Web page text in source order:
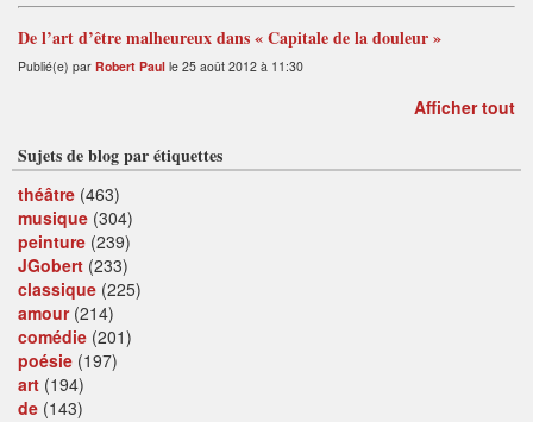
De l’art d’être malheureux dans « Capitale de la douleur »
Publié(e) par Robert Paul le 25 août 2012 à 11:30
Afficher tout
Sujets de blog par étiquettes
théâtre (463)
musique (304)
peinture (239)
JGobert (233)
classique (225)
amour(214)
comédie (201)
poésie (197)
art (194)
de (143)